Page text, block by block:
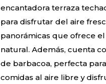
encantadora terraza
para disfrutar del aire
panorámicas que ofrece
natural. Además, cuenta
de barbacoa, perfecta
comidas al aire libre y